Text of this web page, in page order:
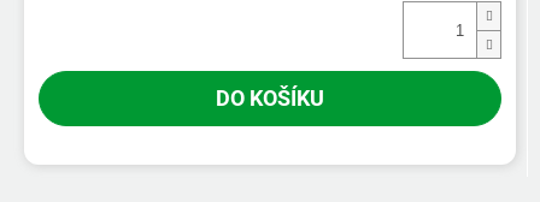
DO KOŠÍKU